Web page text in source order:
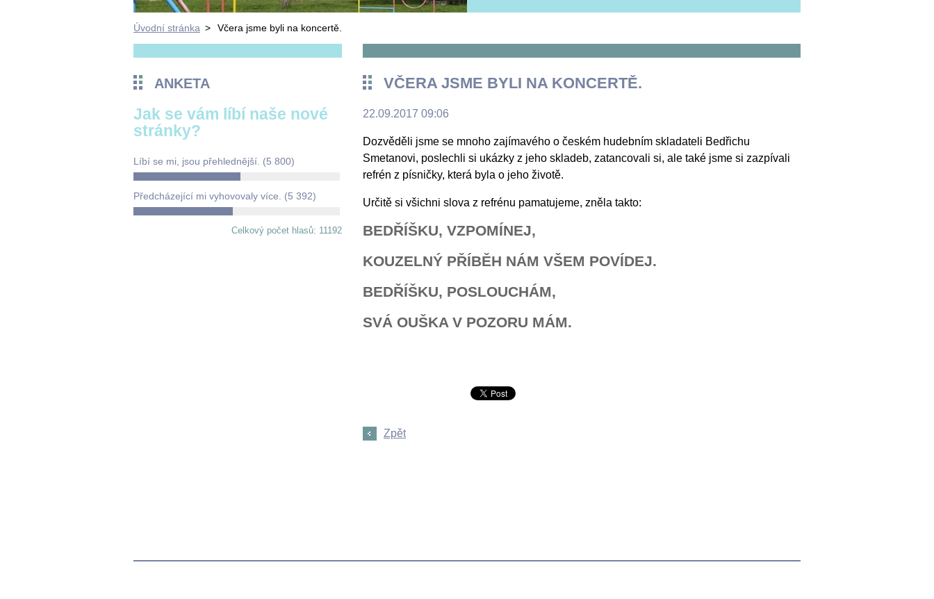
Úvodní stránka > Včera jsme byli na koncertě.
ANKETA
Jak se vám líbí naše nové
stránky?
Líbí se mi, jsou přehlednější. (5 800)
Předcházející mi vyhovovaly více. (5 392)
Celkový počet hlasů: 11192
VČERA JSME BYLI NA KONCERTĚ.
22.09.2017 09:06
Dozvěděli jsme se mnoho zajímavého o českém hudebním skladateli Bedřichu
Smetanovi, poslechli si ukázky z jeho skladeb, zatancovali si, ale také jsme si zazpívali
refrén z písničky, která byla o jeho životě.
Určitě si všichni slova z refrénu pamatujeme, zněla takto:
BEDŘÍŠKU, VZPOMÍNEJ,
KOUZELNÝ PŘÍBĚH NÁM VŠEM POVÍDEJ.
BEDŘÍŠKU, POSLOUCHÁM,
SVÁ OUŠKA V POZORU MÁM.
Zpět